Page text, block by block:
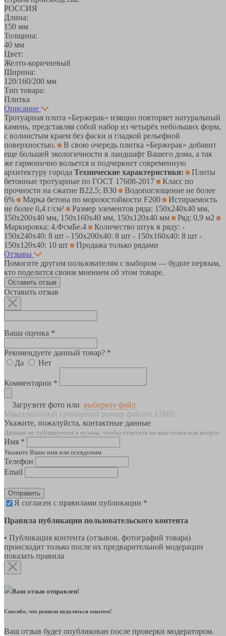
РОССИЯ
Длина:
150 мм
Толщина:
40 мм
Цвет:
Желто-коричневый
Ширина:
120/160/200 мм
Тип товара:
Плитка
Описание
Тротуарная плита «Бержерак» изящно повторяет натуральный
камень, представляя собой набор из четырёх небольших форм,
с волнистым краем без фаски и гладкой рельефной
поверхностью.
В свою очередь плитка «Бержерак» добавит
еще большей экологичности в ландшафт Вашего дома, а так
же гармонично вольется и подчеркнет современную
архитектуру города Технические характеристики:
Плиты
бетонные тротуарные по ГОСТ 17608-2017
Класс по
прочности на сжатие В22,5; В30
Водопоглощение не более
6%
Марка бетона по морозостойкости F200
Истираемость
не более 0,4 г/см²
Размер элементов ряда: 150х240x40 мм,
150х200x40 мм, 150х160x40 мм, 150х120x40 мм
Ряд: 0,9 м2
Маркировка: 4.ФсмБе.4
Количество штук в ряду: -
150х240x40: 8 шт - 150х200x40: 8 шт - 150х160x40: 8 шт -
150х120x40: 10 шт
Продажа только рядами
Отзывы
Помогите другим пользователям с выбором — будьте первым,
кто поделится своим мнением об этом товаре.
Оставить отзыв
Оставить отзыв
Ваша оценка *
Рекомендуете данный товар? *
Да
Нет
Комментарии *
Загрузите фото или выберите файл
Максимальный суммарный размер файлов 12MB
Укажите, пожалуйста, контактные данные
Данные не публикуются и нужны, чтобы ответить на ваш отзыв или вопрос
Имя *
Укажите Ваше имя или псевдоним
Телефон
Email
Отправить
Я согласен с правилами публикации *
Правила публикации пользовательского контента
• Публикация контента (отзывов, фотографий товара)
происходит только после их предварительной модерации
показать правила
Ваш отзыв отправлен!
Спасибо, что решили поделиться опытом!
Ваш отзыв будет опубликован после проверки модератором.